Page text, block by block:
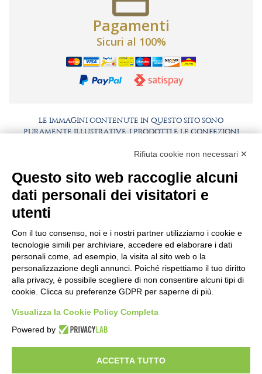
Pagamenti
Sicuri al 100%
LE IMMAGINI CONTENUTE IN QUESTO SITO SONO
PURAMENTE ILLUSTRATIVE, I PRODOTTI E LE CONFEZIONI
BEST PARTNER AREA
COMPLIANCE
TERMINI E CONDIZIONI
SEDE E STABILIMENTO
VIA SOMMARIVA N.139/141
TEL+39 011 971 39 43• E-MailInfo@pastaberruto.it
P.IVA/C.FIS. 09009450017
Rifiuta cookie non necessari ✕
Questo sito web raccoglie alcuni
dati personali dei visitatori e
utenti
Con il tuo consenso, noi e i nostri partner utilizziamo i cookie e
tecnologie simili per archiviare, accedere ed elaborare i dati
personali come, ad esempio, la visita al sito web o la
personalizzazione degli annunci. Poiché rispettiamo il tuo diritto
alla privacy, è possibile scegliere di non consentire alcuni tipi di
cookie. Clicca su preferenze GDPR per saperne di più.
Visualizza la Cookie Policy Completa
Powered by
ACCETTA TUTTO